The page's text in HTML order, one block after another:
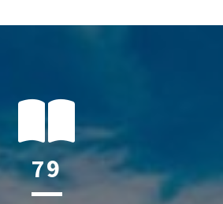
118